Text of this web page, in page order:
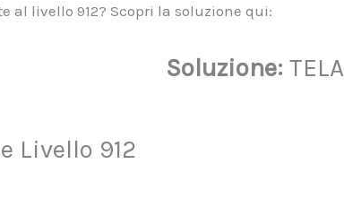
al livello 912? Scopri la soluzione qui:
Soluzione: TELA
Livello 912